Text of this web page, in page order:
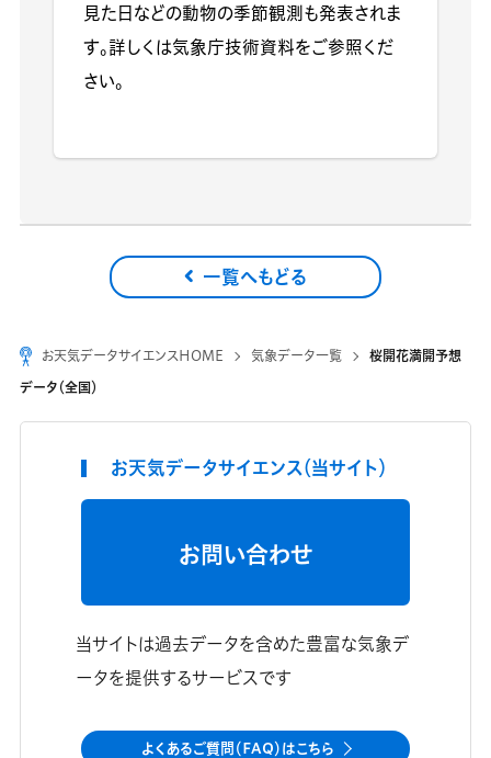
見た日などの動物の季節観測も発表されま
す。詳しくは気象庁技術資料をご参照くだ
さい。
一覧へもどる
お天気データサイエンスHOME 気象データ一覧
桜開花満開予想
データ（全国）
お天気データサイエンス（当サイト）
お問い合わせ
当サイトは過去データを含めた豊富な気象デ
ータを提供するサービスです
よくあるご質問（FAQ）はこちら